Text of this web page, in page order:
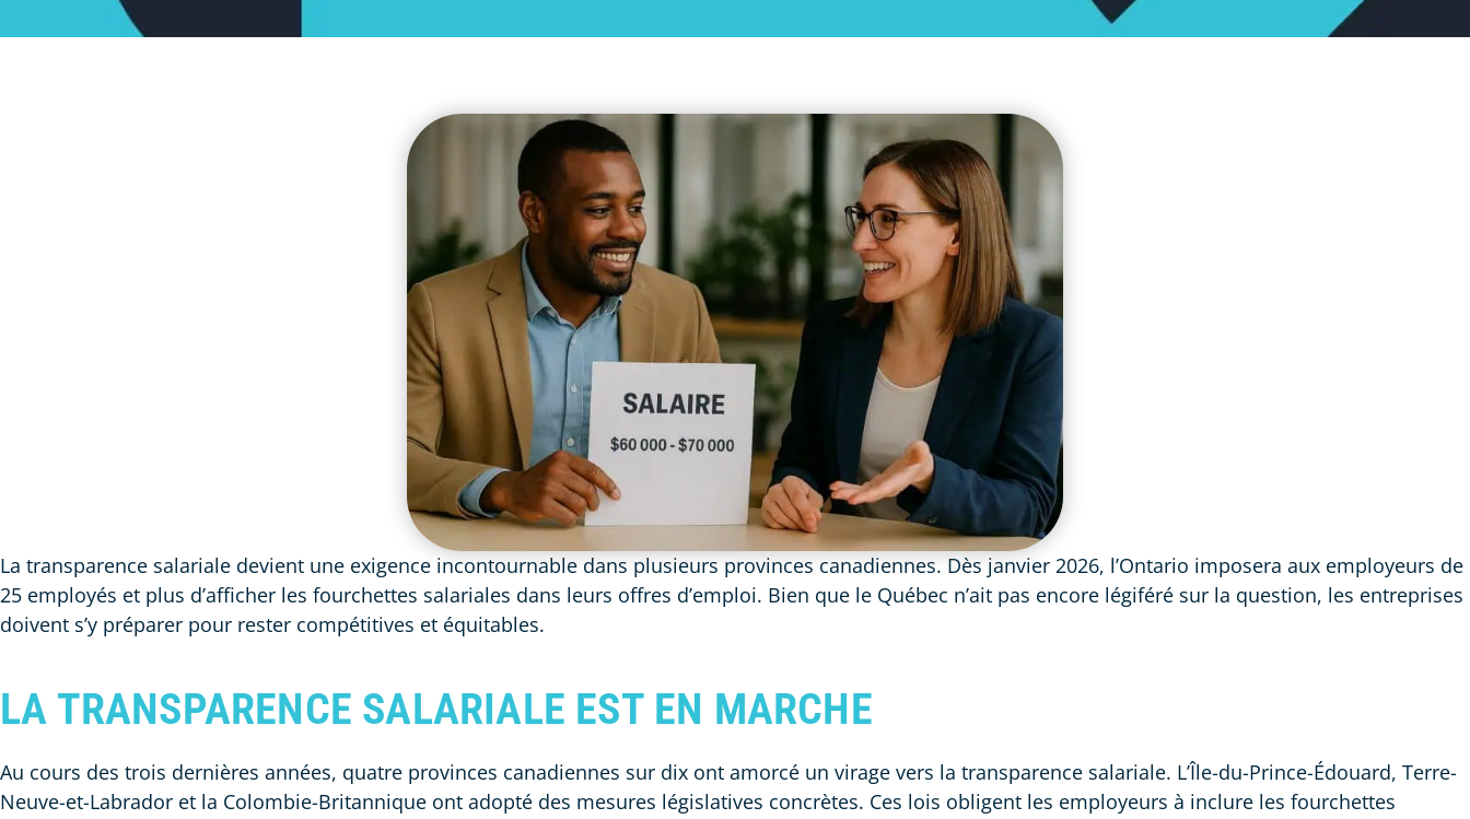
La transparence salariale devient une exigence incontournable dans plusieurs provinces canadiennes. Dès janvier 2026, l’Ontario imposera aux employeurs de
25 employés et plus d’afficher les fourchettes salariales dans leurs offres d’emploi. Bien que le Québec n’ait pas encore légiféré sur la question, les entreprises
doivent s’y préparer pour rester compétitives et équitables.
LA TRANSPARENCE SALARIALE EST EN MARCHE
Au cours des trois dernières années, quatre provinces canadiennes sur dix ont amorcé un virage vers la transparence salariale. L’Île-du-Prince-Édouard, Terre-
Neuve-et-Labrador et la Colombie-Britannique ont adopté des mesures législatives concrètes. Ces lois obligent les employeurs à inclure les fourchettes